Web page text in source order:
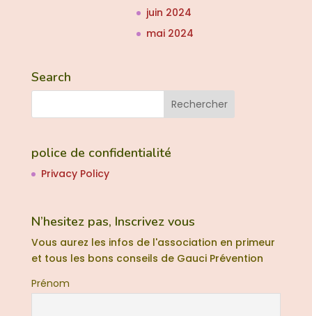
juin 2024
mai 2024
Search
police de confidentialité
Privacy Policy
N’hesitez pas, Inscrivez vous
Vous aurez les infos de l'association en primeur
et tous les bons conseils de Gauci Prévention
Prénom